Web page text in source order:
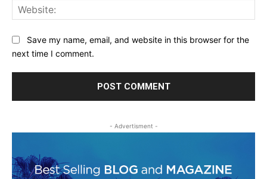
Save my name, email, and website in this browser for the
next time I comment.
- Advertisment -